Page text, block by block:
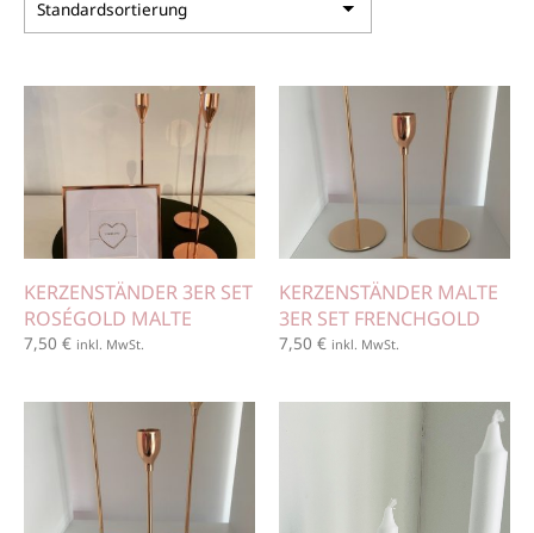
KERZENSTÄNDER 3ER SET
ROSÉGOLD MALTE
7,50 € inkl. MwSt.
KERZENSTÄNDER MALTE
3ER SET FRENCHGOLD
7,50 € inkl. MwSt.